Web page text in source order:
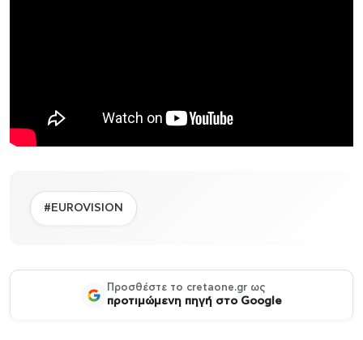
#EUROVISION
Προσθέστε το cretaone.gr ως
προτιμώμενη πηγή στο Google